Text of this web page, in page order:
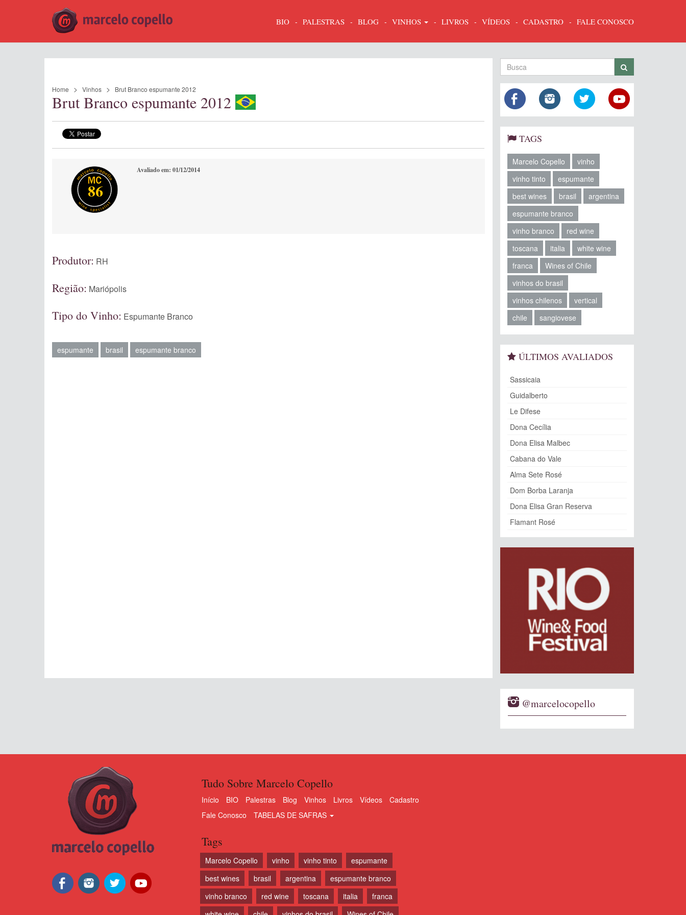
BIO PALESTRAS BLOG VINHOS LIVROS VÍDEOS CADASTRO FALE CONOSCO
Home Vinhos Brut Branco espumante 2012
Brut Branco espumante 2012
86
Avaliado em: 01/12/2014
Produtor: RH
Região: Mariópolis
Tipo do Vinho: Espumante Branco
espumante brasil espumante branco
TAGS
Marcelo Copello
vinho
vinho tinto
espumante
best wines
brasil
argentina
espumante branco
vinho branco
red wine
toscana
italia
white wine
franca
Wines of Chile
vinhos do brasil
vinhos chilenos
vertical
chile
sangiovese
ÚLTIMOS AVALIADOS
Sassicaia
Guidalberto
Le Difese
Dona Cecília
Dona Elisa Malbec
Cabana do Vale
Alma Sete Rosé
Dom Borba Laranja
Dona Elisa Gran Reserva
Flamant Rosé
@marcelocopello
Tudo Sobre Marcelo Copello
Início BIO Palestras Blog Vinhos Livros Vídeos
Cadastro
Fale Conosco
TABELAS DE SAFRAS
Tags
Marcelo Copello vinho vinho tinto
espumante
best wines
brasil argentina
espumante branco
vinho branco
red wine toscana italia
franca